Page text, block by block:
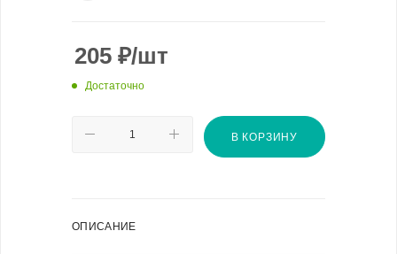
205 ₽/шт
Достаточно
В КОРЗИНУ
ОПИСАНИЕ